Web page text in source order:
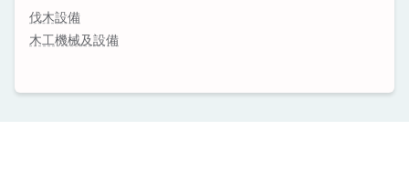
伐木設備
木工機械及設備